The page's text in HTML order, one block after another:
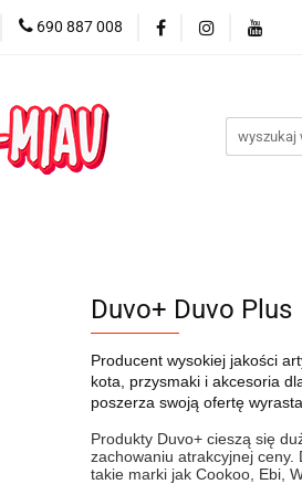
690 887 008
PRODUCENCI / MARKI DLA PSA
PRODUKTY DO DOMU
Duvo+ Duvo Plus
Producent wysokiej jakości
kota, przysmaki i akcesoria
poszerza swoją ofertę
Produkty Duvo+ cieszą się
zachowaniu atrakcyjnej
takie marki jak Cookoo, Ebi,